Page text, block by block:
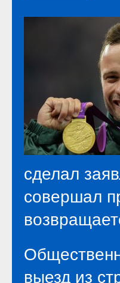
сделал
совершал
выезд из